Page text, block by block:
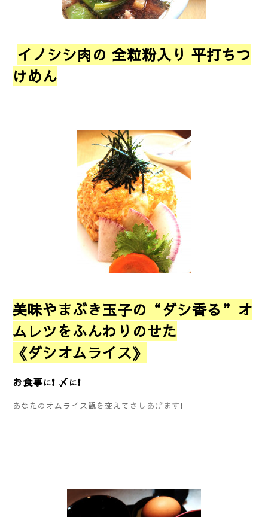
イノシシ肉の 全粒粉入り 平打ちつ
けめん
美味やまぶき玉子の“ダシ香る”オ
ムレツをふんわりのせた
《ダシオムライス》
お食事に❗ 〆に❗
あなたの オムライス観を 変えて さしあげます❗